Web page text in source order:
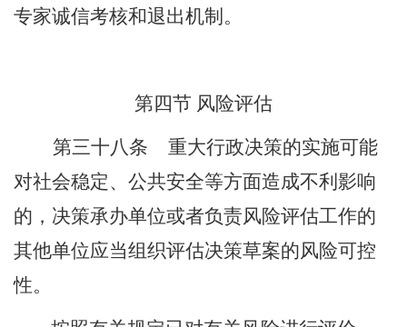
专家诚信考核和退出机制。
第四节 风险评估
第三十八条
重大行政决策的实施可能
对社会稳定、公共安全等方面造成不利影响
的，决策承办单位或者负责风险评估工作的
其他单位应当组织评估决策草案的风险可控
性。